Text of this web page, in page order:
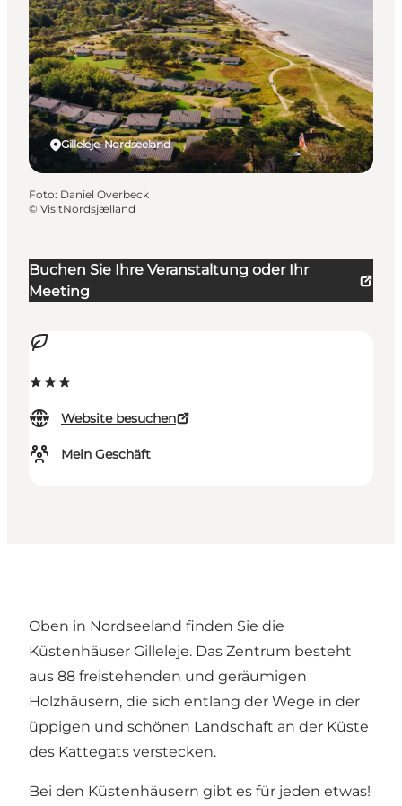
Buchen Sie Ihre Veranstaltung oder Ihr
Meeting
Website besuchen
Mein Geschäft
Gilleleje, Nordseeland
Foto: Daniel Overbeck
© VisitNordsjælland
Oben in Nordseeland finden Sie die
Küstenhäuser Gilleleje. Das Zentrum besteht
aus 88 freistehenden und geräumigen
Holzhäusern, die sich entlang der Wege in der
üppigen und schönen Landschaft an der Küste
des Kattegats verstecken.
Bei den Küstenhäusern gibt es für jeden etwas!